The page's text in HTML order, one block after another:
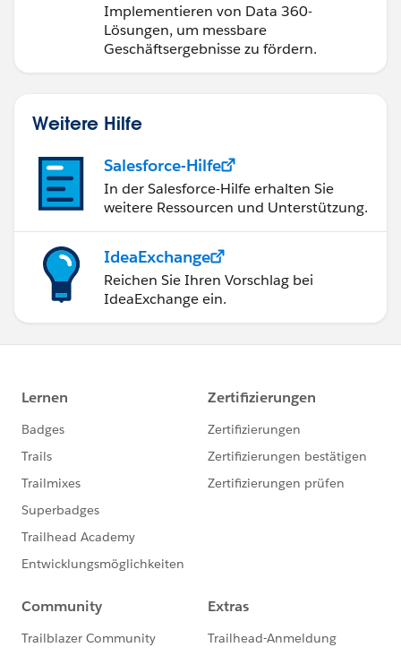
Implementieren von Data 360-
Lösungen, um messbare
Geschäftsergebnisse zu fördern.
Weitere Hilfe
Salesforce-Hilfe
In der Salesforce-Hilfe erhalten Sie
weitere Ressourcen und Unterstützung.
IdeaExchange
Reichen Sie Ihren Vorschlag bei
IdeaExchange ein.